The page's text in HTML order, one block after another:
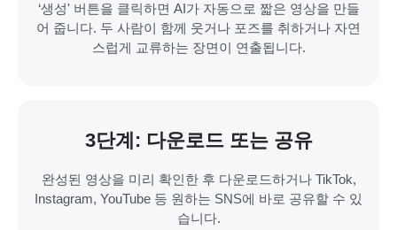
‘생성' 버튼을 클릭하면 AI가 자동으로 짧은 영상을 만들
어 줍니다. 두 사람이 함께 웃거나 포즈를 취하거나 자연
스럽게 교류하는 장면이 연출됩니다.
3단계: 다운로드 또는 공유
완성된 영상을 미리 확인한 후 다운로드하거나 TikTok,
Instagram, YouTube 등 원하는 SNS에 바로 공유할 수 있
습니다.